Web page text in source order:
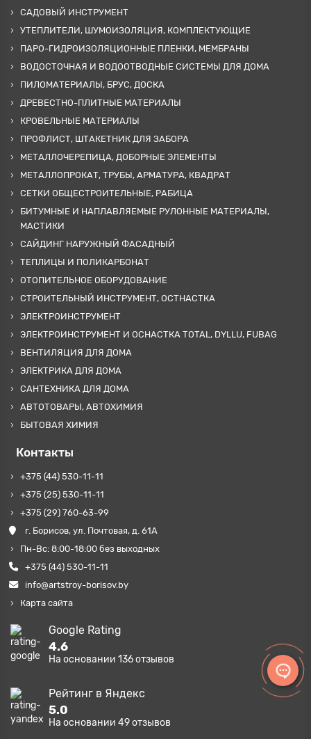
САДОВЫЙ ИНСТРУМЕНТ
УТЕПЛИТЕЛИ, ШУМОИЗОЛЯЦИЯ, КОМПЛЕКТУЮЩИЕ
ПАРО-ГИДРОИЗОЛЯЦИОННЫЕ ПЛЕНКИ, МЕМБРАНЫ
ВОДОСТОЧНАЯ И ВОДООТВОДНЫЕ СИСТЕМЫ ДЛЯ ДОМА
ПИЛОМАТЕРИАЛЫ, БРУС, ДОСКА
ДРЕВЕСТНО-ПЛИТНЫЕ МАТЕРИАЛЫ
КРОВЕЛЬНЫЕ МАТЕРИАЛЫ
ПРОФЛИСТ, ШТАКЕТНИК ДЛЯ ЗАБОРА
МЕТАЛЛОЧЕРЕПИЦА, ДОБОРНЫЕ ЭЛЕМЕНТЫ
МЕТАЛЛОПРОКАТ, ТРУБЫ, АРМАТУРА, КВАДРАТ
СЕТКИ ОБЩЕСТРОИТЕЛЬНЫЕ, РАБИЦА
БИТУМНЫЕ И НАПЛАВЛЯЕМЫЕ РУЛОННЫЕ МАТЕРИАЛЫ,
МАСТИКИ
САЙДИНГ НАРУЖНЫЙ ФАСАДНЫЙ
ТЕПЛИЦЫ И ПОЛИКАРБОНАТ
ОТОПИТЕЛЬНОЕ ОБОРУДОВАНИЕ
СТРОИТЕЛЬНЫЙ ИНСТРУМЕНТ, ОСТНАСТКА
ЭЛЕКТРОИНСТРУМЕНТ
ЭЛЕКТРОИНСТРУМЕНТ И ОСНАСТКА TOTAL, DYLLU, FUBAG
ВЕНТИЛЯЦИЯ ДЛЯ ДОМА
ЭЛЕКТРИКА ДЛЯ ДОМА
САНТЕХНИКА ДЛЯ ДОМА
АВТОТОВАРЫ, АВТОХИМИЯ
БЫТОВАЯ ХИМИЯ
Контакты
+375 (44) 530-11-11
+375 (25) 530-11-11
+375 (29) 760-63-99
г. Борисов, ул. Почтовая, д. 61А
Пн-Вс: 8:00-18:00 без выходных
+375 (44) 530-11-11
info@artstroy-borisov.by
Карта сайта
Google Rating
4.6
На основании 136отзывов
Рейтинг в Яндекс
5.0
На основании 49отзывов